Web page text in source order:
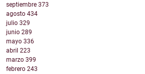
septiembre 373
agosto 434
julio 329
junio 289
mayo 336
abril 223
marzo 399
febrero 243